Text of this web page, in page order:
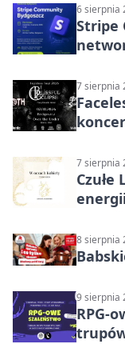
6 sierpnia
Stripe
7 sierpnia
7 sierpnia
energii
8 sierpnia
9 sierpnia
RPG-